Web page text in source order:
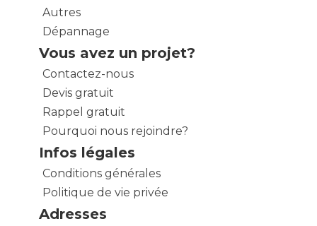
Autres
Dépannage
Vous avez un projet?
Contactez-nous
Devis gratuit
Rappel gratuit
Pourquoi nous rejoindre?
Infos légales
Conditions générales
Politique de vie privée
Adresses